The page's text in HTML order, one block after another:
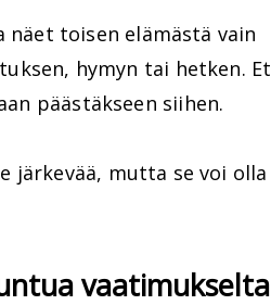
toisen elämästä vain
hymyn tai hetken. Et
päästäkseen siihen.
järkevää, mutta se voi olla
vaatimukselta